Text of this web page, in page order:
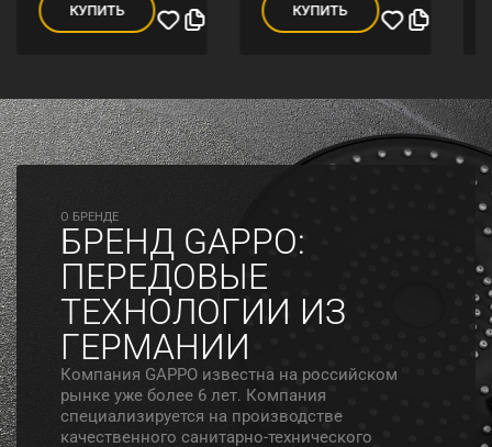
КУПИТЬ КУПИТЬ
O БРЕНДЕ
БРЕНД GAPPO:
ПЕРЕДОВЫЕ
ТЕХНОЛОГИИ ИЗ
ГЕРМАНИИ
Компания GAPPO известна на российском
рынке уже более 6 лет. Компания
специализируется на производстве
качественного санитарно-технического